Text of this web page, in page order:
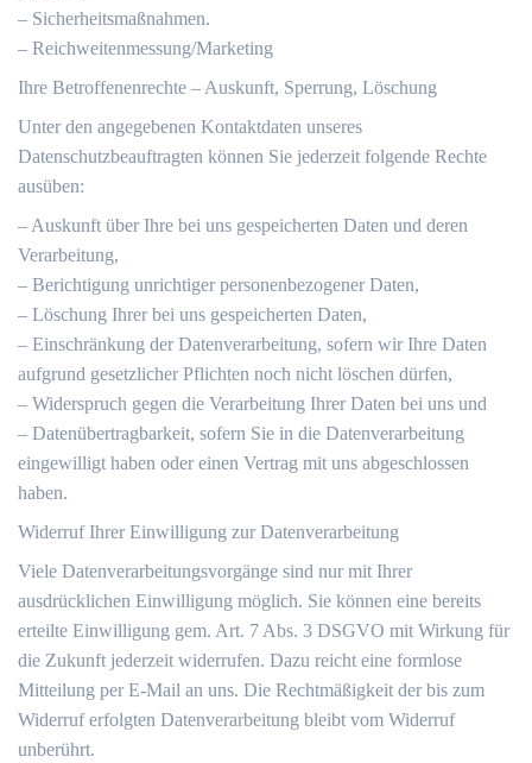
– Sicherheitsmaßnahmen.
– Reichweitenmessung/Marketing
Ihre Betroffenenrechte – Auskunft, Sperrung, Löschung
Unter den angegebenen Kontaktdaten unseres
Datenschutzbeauftragten können Sie jederzeit folgende Rechte
ausüben:
– Auskunft über Ihre bei uns gespeicherten Daten und deren
Verarbeitung,
– Berichtigung unrichtiger personenbezogener Daten,
– Löschung Ihrer bei uns gespeicherten Daten,
– Einschränkung der Datenverarbeitung, sofern wir Ihre Daten
aufgrund gesetzlicher Pflichten noch nicht löschen dürfen,
– Widerspruch gegen die Verarbeitung Ihrer Daten bei uns und
– Datenübertragbarkeit, sofern Sie in die Datenverarbeitung
eingewilligt haben oder einen Vertrag mit uns abgeschlossen
haben.
Widerruf Ihrer Einwilligung zur Datenverarbeitung
Viele Datenverarbeitungsvorgänge sind nur mit Ihrer
ausdrücklichen Einwilligung möglich. Sie können eine bereits
erteilte Einwilligung gem. Art. 7 Abs. 3 DSGVO mit Wirkung für
die Zukunft jederzeit widerrufen. Dazu reicht eine formlose
Mitteilung per E-Mail an uns. Die Rechtmäßigkeit der bis zum
Widerruf erfolgten Datenverarbeitung bleibt vom Widerruf
unberührt.